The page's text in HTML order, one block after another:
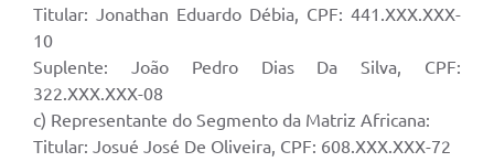
Titular: Jonathan Eduardo Débia, CPF: 441.XXX.XXX-
10
Suplente: João Pedro Dias Da Silva, CPF:
322.XXX.XXX-08
c) Representante do Segmento da Matriz Africana:
Titular: Josué José De Oliveira, CPF: 608.XXX.XXX-72